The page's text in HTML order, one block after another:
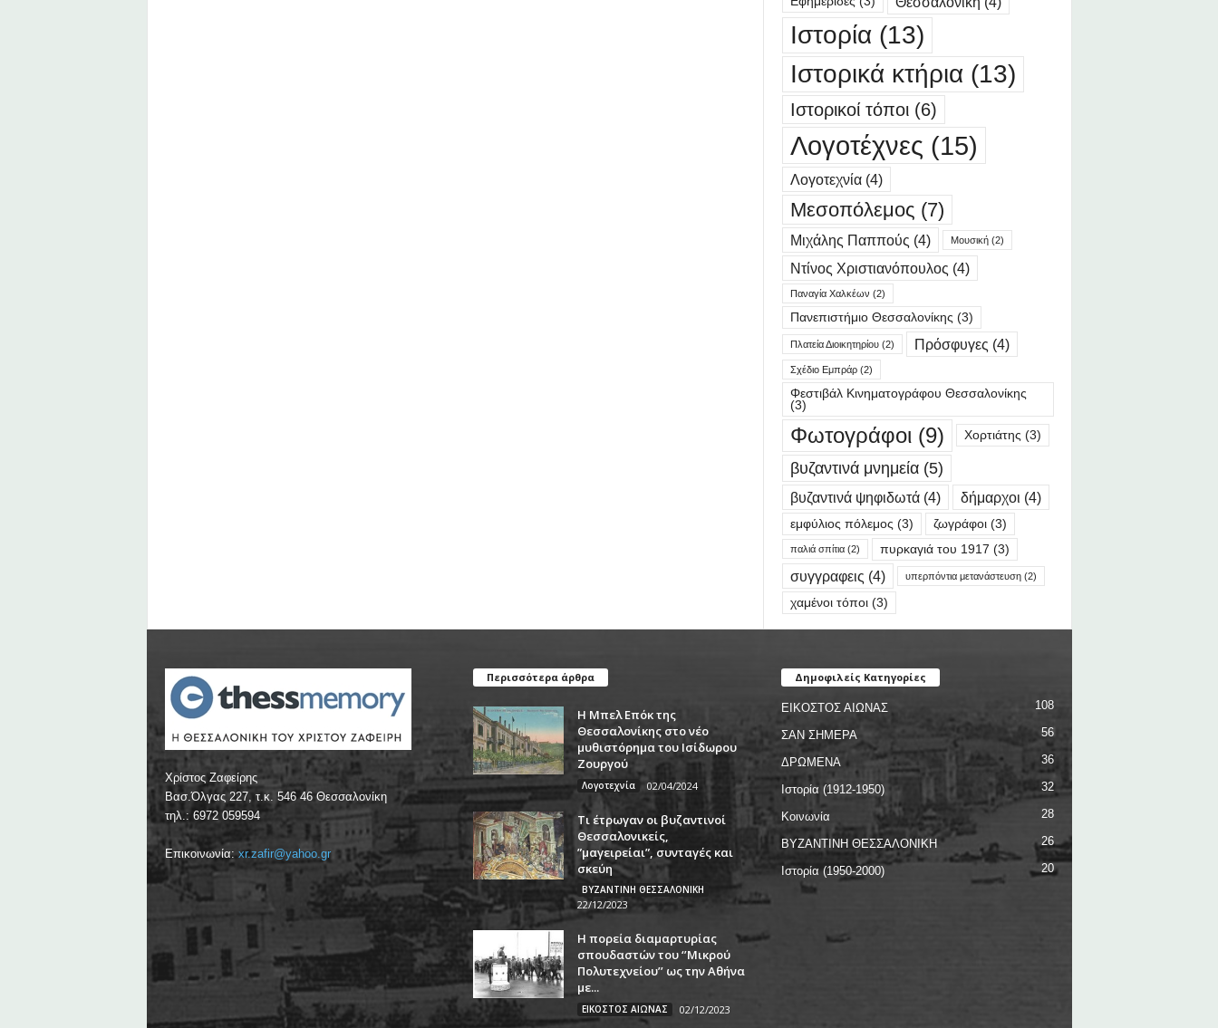
Ιστορία(13)
Ιστορικά κτήρια(13)
Ιστορικοί τόποι(6)
Λογοτέχνες (15)
Λογοτεχνία(4)
Μεσοπόλεμος (7)
Μιχάλης Παππούς (4) Μουσική(2)
Ντίνος Χριστιανόπουλος (4)
Παναγία Χαλκέων (2)
Πανεπιστήμιο Θεσσαλονίκης (3)
Πλατεία Διοικητηρίου(2) Πρόσφυγες (4)
Σχέδιο Εμπράρ(2)
Φεστιβάλ Κινηματογράφου Θεσσαλονίκης
(3)
Φωτογράφοι (9) Χορτιάτης (3)
βυζαντινά μνημεία(5)
βυζαντινά ψηφιδωτά(4) δήμαρχοι (4)
εμφύλιος πόλεμος (3) ζωγράφοι(3)
παλιά σπίτια(2) πυρκαγιά του 1917 (3)
συγγραφεις (4) υπερπόντια μετανάστευση(2)
χαμένοι τόποι(3)
Χρίστος Ζαφείρης
Βασ.Όλγας 227, τ.κ. 546 46 Θεσσαλονίκη
τηλ.: 6972 059594
Επικοινωνία:xr.zafir@yahoo.gr
Περισσότερα άρθρα
Η Μπελ Επόκ της
Θεσσαλονίκης στο νέο
μυθιστόρημα του Ισίδωρου
Ζουργού
Λογοτεχνία 02/04/2024
Τι έτρωγαν οι βυζαντινοί
Θεσσαλονικείς,
”μαγειρείαι”, συνταγές και
σκεύη
ΒΥΖΑΝΤΙΝΗ ΘΕΣΣΑΛΟΝΙΚΗ
22/12/2023
Η πορεία διαμαρτυρίας
σπουδαστών του ‘’Μικρού
Πολυτεχνείου’’ ως την Αθήνα
με...
ΕΙΚΟΣΤΟΣ ΑΙΩΝΑΣ 02/12/2023
Δημοφιλείς Κατηγορίες
ΕΙΚΟΣΤΟΣ ΑΙΩΝΑΣ 108
ΣΑΝ ΣΗΜΕΡΑ 56
ΔΡΩΜΕΝΑ 36
Ιστορία (1912-1950) 32
Κοινωνία 28
ΒΥΖΑΝΤΙΝΗ ΘΕΣΣΑΛΟΝΙΚΗ 26
Ιστορία (1950-2000) 20